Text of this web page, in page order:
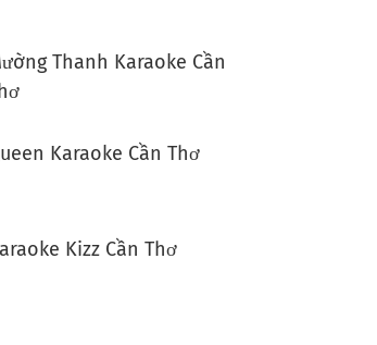
Thanh Karaoke Cần
Karaoke Cần Thơ
Kizz Cần Thơ